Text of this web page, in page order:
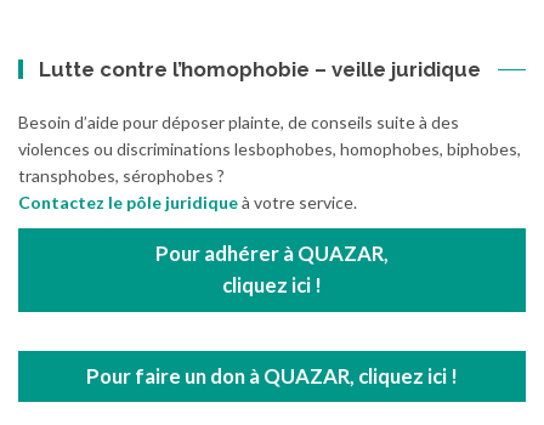
Lutte contre l’homophobie – veille juridique
Besoin d’aide pour déposer plainte, de conseils suite à des
violences ou discriminations lesbophobes, homophobes, biphobes,
transphobes, sérophobes ?
Contactez le pôle juridiqueà votre service.
Pour adhérer à QUAZAR,
cliquez ici !
Pour faire un don à QUAZAR, cliquez ici !